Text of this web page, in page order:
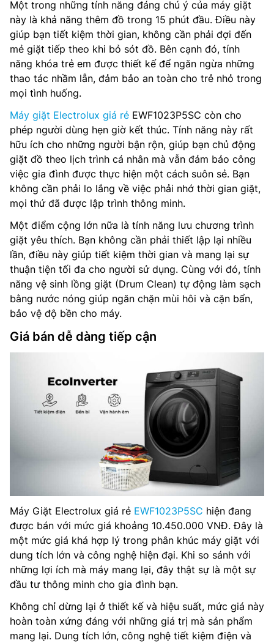
Một trong những tính năng đáng chú ý của máy giặt
này là khả năng thêm đồ trong 15 phút đầu. Điều này
giúp bạn tiết kiệm thời gian, không cần phải đợi đến
mẻ giặt tiếp theo khi bỏ sót đồ. Bên cạnh đó, tính
năng khóa trẻ em được thiết kế để ngăn ngừa những
thao tác nhầm lẫn, đảm bảo an toàn cho trẻ nhỏ trong
mọi tình huống.
Máy giặt Electrolux giá rẻ EWF1023P5SC còn cho
phép người dùng hẹn giờ kết thúc. Tính năng này rất
hữu ích cho những người bận rộn, giúp bạn chủ động
giặt đồ theo lịch trình cá nhân mà vẫn đảm bảo công
việc gia đình được thực hiện một cách suôn sẻ. Bạn
không cần phải lo lắng về việc phải nhớ thời gian giặt,
mọi thứ đã được lập trình thông minh.
Một điểm cộng lớn nữa là tính năng lưu chương trình
giặt yêu thích. Bạn không cần phải thiết lập lại nhiều
lần, điều này giúp tiết kiệm thời gian và mang lại sự
thuận tiện tối đa cho người sử dụng. Cùng với đó, tính
năng vệ sinh lồng giặt (Drum Clean) tự động làm sạch
bằng nước nóng giúp ngăn chặn mùi hôi và cặn bẩn,
bảo vệ độ bền cho máy.
Giá bán dễ dàng tiếp cận
Máy Giặt Electrolux giá rẻ EWF1023P5SC hiện đang
được bán với mức giá khoảng 10.450.000 VNĐ. Đây là
một mức giá khá hợp lý trong phân khúc máy giặt với
dung tích lớn và công nghệ hiện đại. Khi so sánh với
những lợi ích mà máy mang lại, đây thật sự là một sự
đầu tư thông minh cho gia đình bạn.
Không chỉ dừng lại ở thiết kế và hiệu suất, mức giá này
hoàn toàn xứng đáng với những giá trị mà sản phẩm
mang lại. Dung tích lớn, công nghệ tiết kiệm điện và